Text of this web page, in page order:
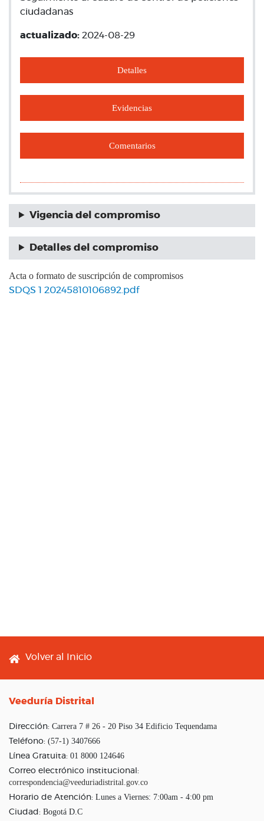
ciudadanas
actualizado: 2024-08-29
Detalles
Evidencias
Comentarios
Vigencia del compromiso
Detalles del compromiso
Acta o formato de suscripción de compromisos
SDQS 1 20245810106892.pdf
Footer menu
Volver al Inicio
Veeduría Distrital
Dirección: Carrera 7 # 26 - 20 Piso 34 Edificio Tequendama
Teléfono: (57-1) 3407666
Línea Gratuita: 01 8000 124646
Correo electrónico institucional:
correspondencia@veeduriadistrital.gov.co
Horario de Atención: Lunes a Viernes: 7:00am - 4:00 pm
Ciudad: Bogotá D.C